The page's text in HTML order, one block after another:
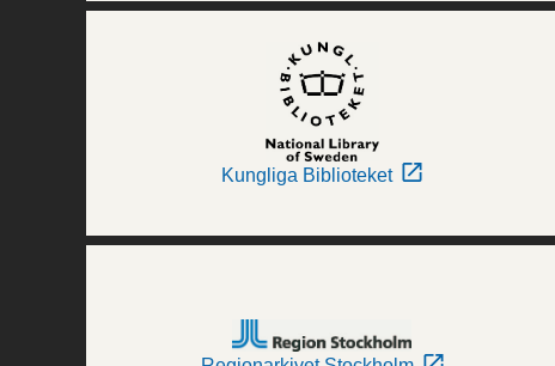
Kungliga Biblioteket